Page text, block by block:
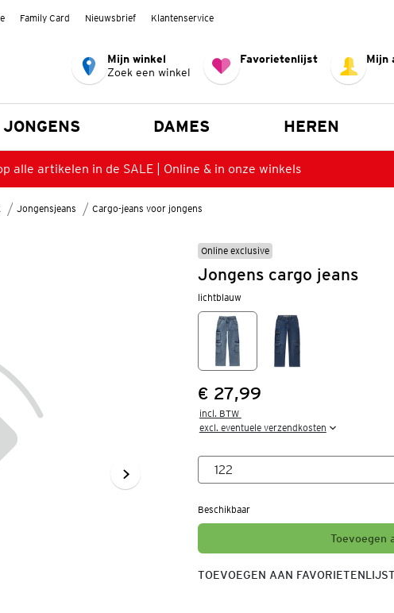
Family Card Nieuwsbrief Klantenservice
Mijn winkel
Zoek een winkel
Favorietenlijst Mijn
JONGENS DAMES HEREN
alle artikelen in de SALE | Online & in onze winkels
Jongensjeans Cargo-jeans voor jongens
Online exclusive
Jongens cargo jeans
lichtblauw
Prijs:
€ 27,99
incl. BTW
excl. eventuele verzendkosten
Beschikbaar
Toevoegen
TOEVOEGEN AAN FAVORIETENLIJST